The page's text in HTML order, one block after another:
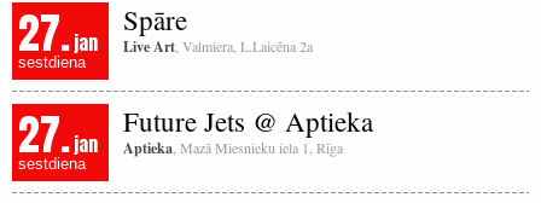
27.jan
sestdiena
Spāre
Live Art , Valmiera, L.Laicēna 2a
27.jan
sestdiena
Future Jets @ Aptieka
Aptieka , Mazā Miesnieku iela 1, Rīga